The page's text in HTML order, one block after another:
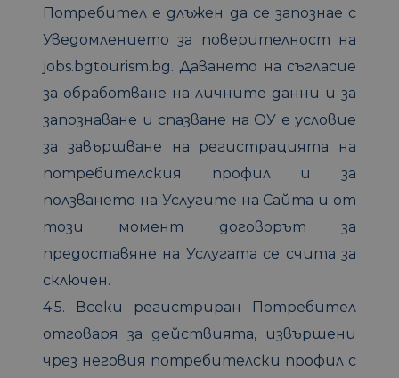
Потребител е длъжен да се запознае с
Уведомлението за поверителност на
jobs.bgtourism.bg. Даването на съгласие
за обработване на личните данни и за
запознаване и спазване на ОУ е условие
за завършване на регистрацията на
потребителския профил и за
ползването на Услугите на Сайта и от
този момент договорът за
предоставяне на Услугата се счита за
сключен.
4.5. Всеки регистриран Потребител
отговаря за действията, извършени
чрез неговия потребителски профил с